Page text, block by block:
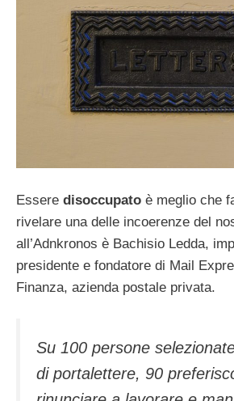
Essere disoccupato è meglio che
rivelare una delle incoerenze del
all’Adnkronos è Bachisio Ledda,
presidente e fondatore di Mail
Finanza, azienda postale privata.
Su 100 persone
di portalettere, 90